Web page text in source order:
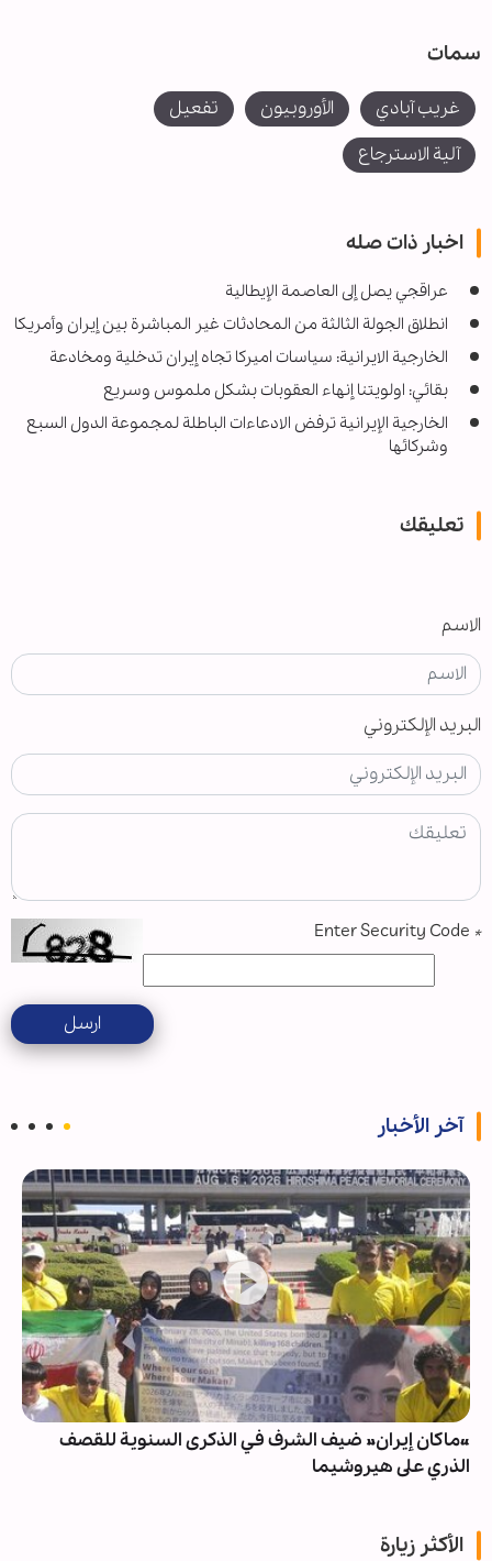
سمات
غریب آبادي الأوروبیون
تفعیل
آلیة الاسترجاع
اخبار ذات صله
عراقجي یصل إلى العاصمة الإيطالية
انطلاق الجولة الثالثة من المحادثات غير المباشرة بين إيران وأمريكا
الخارجية الايرانية: سياسات اميركا تجاه إيران تدخلية ومخادعة
بقائي: اولويتنا إنهاء العقوبات بشكل ملموس وسريع
الخارجية الإيرانية ترفض الادعاءات الباطلة لمجموعة الدول السبع
وشركائها
تعليقك
الاسم
البريد الإلكتروني
*
ارسل
آخر الأخبار
«ماكان إيران» ضيف الشرف في الذكرى السنوية للقصف
الذري على هيروشيما
الأكثر زيارة